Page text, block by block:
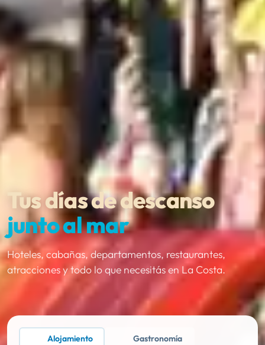
Tus días de descanso
junto al mar
Hoteles, cabañas, departamentos, restaurantes,
atracciones y todo lo que necesitás en La Costa.
Alojamiento Gastronomía